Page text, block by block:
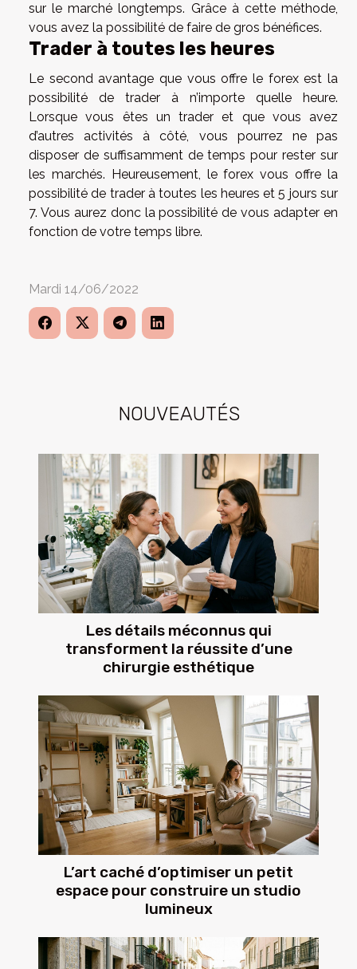
NOUVEAUTÉS
Les détails méconnus qui
transforment la réussite d’une
chirurgie esthétique
L’art caché d’optimiser un petit
espace pour construire un studio
lumineux
sur le marché longtemps. Grâce à cette méthode,
vous avez la possibilité de faire de gros bénéfices.
Trader à toutes les heures
Le second avantage que vous offre le forex est la
possibilité de trader à n’importe quelle heure.
Lorsque vous êtes un trader et que vous avez
d’autres activités à côté, vous pourrez ne pas
disposer de suffisamment de temps pour rester sur
les marchés. Heureusement, le forex vous offre la
possibilité de trader à toutes les heures et 5 jours sur
7. Vous aurez donc la possibilité de vous adapter en
fonction de votre temps libre.
Mardi 14/06/2022